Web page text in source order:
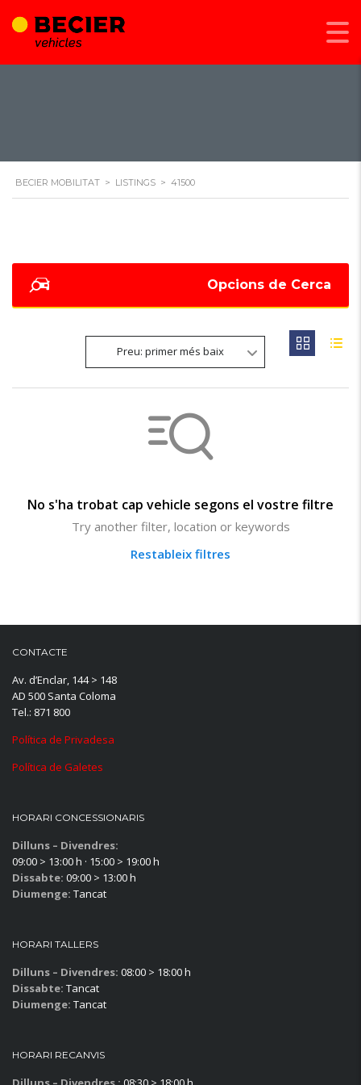
BECIER MOBILITAT > LISTINGS > 41500
Opcions de Cerca
Preu: primer més baix
No s'ha trobat cap vehicle segons el vostre filtre
Try another filter, location or keywords
Restableix filtres
CONTACTE
Av. d’Enclar, 144 > 148
AD 500 Santa Coloma
Tel.: 871 800
Política de Privadesa
Política de Galetes
HORARI CONCESSIONARIS
Dilluns – Divendres:
09:00 > 13:00 h · 15:00 > 19:00 h
Dissabte: 09:00 > 13:00 h
Diumenge: Tancat
HORARI TALLERS
Dilluns – Divendres: 08:00 > 18:00 h
Dissabte: Tancat
Diumenge: Tancat
HORARI RECANVIS